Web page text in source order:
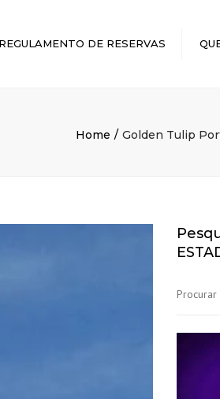
REGULAMENTO DE RESERVAS
Home Golden Tulip